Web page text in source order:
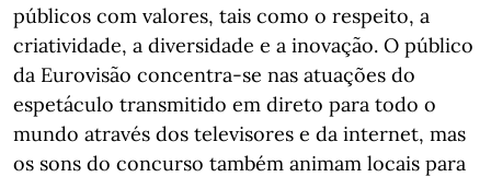
públicos com valores, tais como o respeito, a
criatividade, a diversidade e a inovação. O público
da Eurovisão concentra-se nas atuações do
espetáculo transmitido em direto para todo o
mundo através dos televisores e da internet, mas
os sons do concurso também animam locais para